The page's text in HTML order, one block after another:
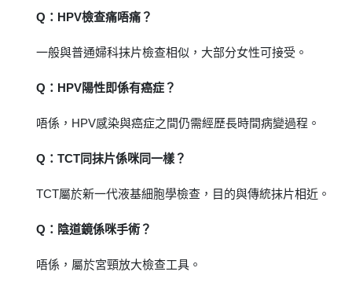
Q：HPV檢查痛唔痛？
一般與普通婦科抹片檢查相似，大部分女性可接受。
Q：HPV陽性即係有癌症？
唔係，HPV感染與癌症之間仍需經歷長時間病變過程。
Q：TCT同抹片係咪同一樣？
TCT屬於新一代液基細胞學檢查，目的與傳統抹片相近。
Q：陰道鏡係咪手術？
唔係，屬於宮頸放大檢查工具。